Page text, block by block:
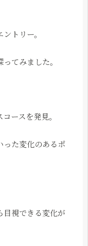
トリー。
てみました。
ースを発見。
った変化のあるポ
目視できる変化が